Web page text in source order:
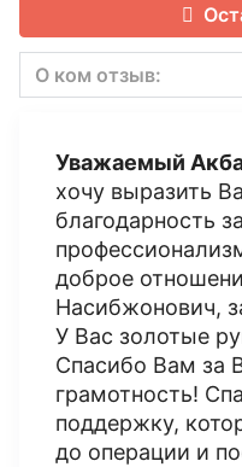
О ком отзыв:
Уважаемый
хочу выразить
благодарность
доброе
Насибжонович,
У Вас золотые
Спасибо Вам за
грамотность!
поддержку,
до операции и